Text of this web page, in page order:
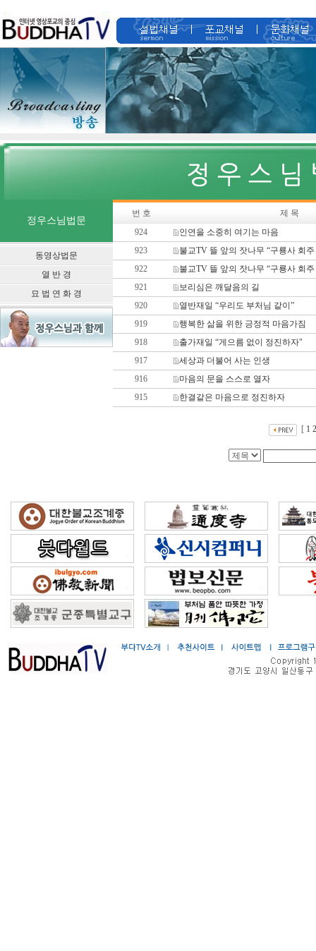
정우스님법문
동영상법문
열 반 경
묘 법 연 화 경
번 호
제 목
924
인연을 소중히 여기는 마음
923
불교TV 뜰 앞의 잣나무 “구룡사 회
922
불교TV 뜰 앞의 잣나무 “구룡사 회
921
보리심은 깨달음의 길
920
열반재일 “우리도 부처님 같이”
919
행복한 삶을 위한 긍정적 마음가짐
918
출가재일 “게으름 없이 정진하자"
917
세상과 더불어 사는 인생
916
마음의 문을 스스로 열자
915
한결같은 마음으로 정진하자
[ 1 2